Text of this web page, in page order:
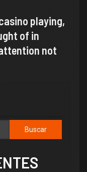
playing,
of in
not
Buscar